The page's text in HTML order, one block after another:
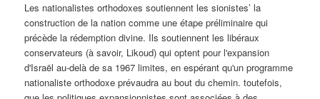
Les nationalistes orthodoxes soutiennent les sionistes’ la
construction de la nation comme une étape préliminaire qui
précède la rédemption divine. Ils soutiennent les libéraux
conservateurs (à savoir, Likoud) qui optent pour l'expansion
d'Israël au-delà de sa 1967 limites, en espérant qu'un programme
nationaliste orthodoxe prévaudra au bout du chemin. toutefois,